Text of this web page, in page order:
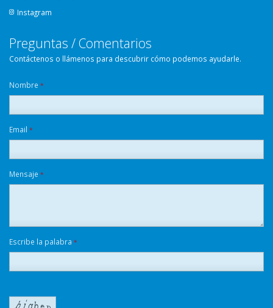
Instagram
Preguntas / Comentarios
Contáctenos o llámenos para descubrir cómo podemos ayudarle.
Nombre *
Email *
Mensaje *
Escribe la palabra *